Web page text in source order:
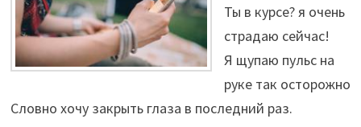
Ты в курсе? я очень
страдаю сейчас!
Я щупаю пульс на
руке так осторожно
Словно хочу закрыть глаза в последний раз.